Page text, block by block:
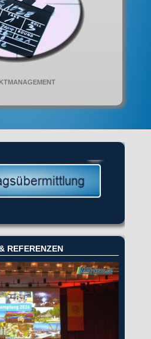
REFERENZEN